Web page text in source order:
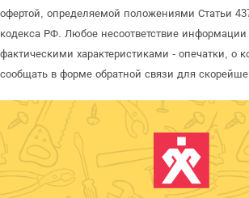
офертой, определяемой положениями Статьи
кодекса РФ. Любое несоответствие информации
фактическими характеристиками - опечатки, о
сообщать в форме обратной связи для